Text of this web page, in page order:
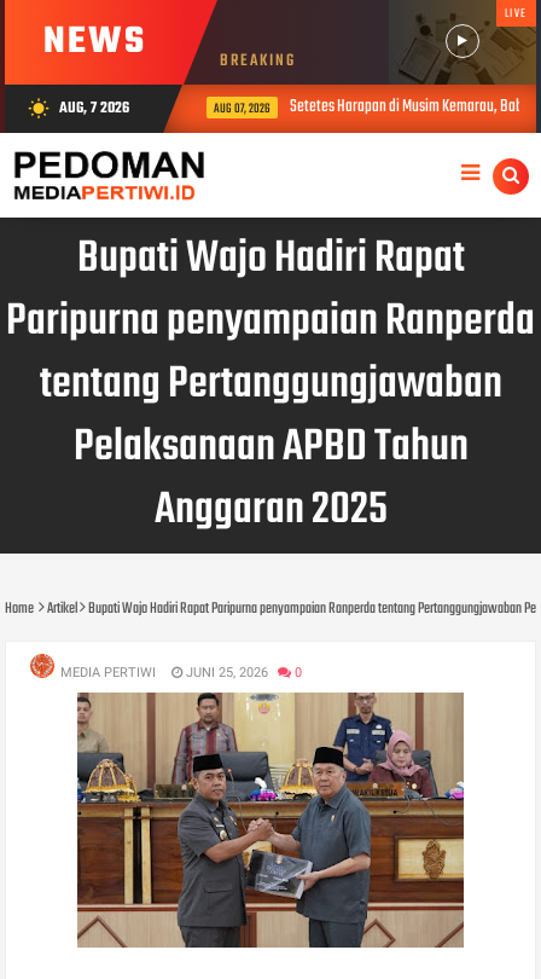
NEWS BREAKING
LIVE
wb_sunny AUG, 7 2026 AUG 07, 2026 Setetes Harapan di Musim Kemarau,
Bupati Wajo Hadiri Rapat
Paripurna penyampaian Ranperda
tentang Pertanggungjawaban
Pelaksanaan APBD Tahun
Anggaran 2025
Home Artikel Bupati Wajo Hadiri Rapat Paripurna penyampaian Ranperda tentang Pertanggungjawaban
MEDIA PERTIWI JUNI 25, 2026 0